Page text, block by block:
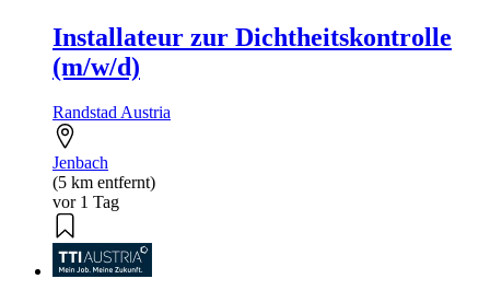
Installateur zur Dichtheitskontrolle
(m/w/d)
Randstad Austria
Jenbach
(5 km entfernt)
vor 1 Tag